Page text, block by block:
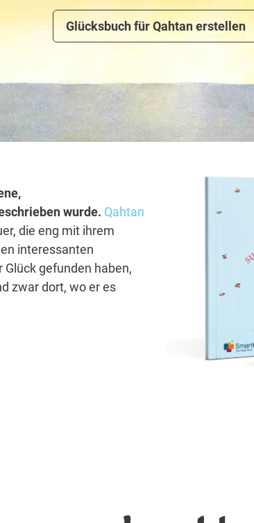
Glücksbuch für Qahtan erstellen
wurde. Qahtan
die eng mit ihrem
interessanten
gefunden haben,
zwar dort, wo er es